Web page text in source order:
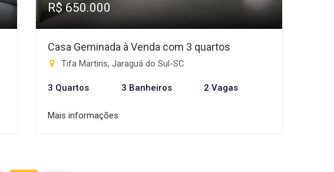
R$ 650.000
Casa Geminada à Venda com 3 quartos
Tifa Martins, Jaraguá do Sul-SC
3 Quartos 3 Banheiros 2 Vagas
Mais informações